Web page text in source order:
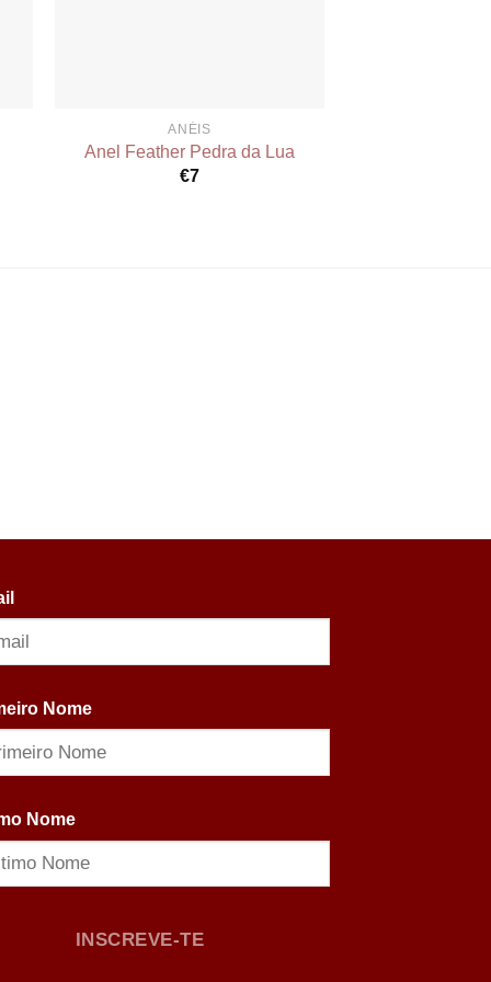
ANÉIS
Anel Feather Pedra da Lua
€7
Nome
Nome
INSCREVE-TE